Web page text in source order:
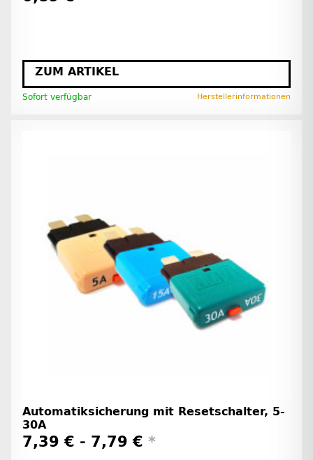
ZUM ARTIKEL
Sofort verfügbar Herstellerinformationen
Automatiksicherung mit Resetschalter, 5-
30A
7,39 € - 7,79 € *